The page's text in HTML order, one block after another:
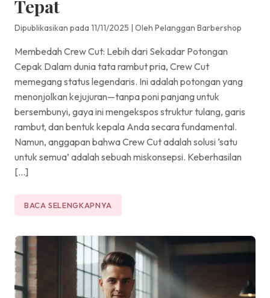
Tepat
Dipublikasikan pada 11/11/2025 | Oleh Pelanggan Barbershop
Membedah Crew Cut: Lebih dari Sekadar Potongan
Cepak Dalam dunia tata rambut pria, Crew Cut
memegang status legendaris. Ini adalah potongan yang
menonjolkan kejujuran—tanpa poni panjang untuk
bersembunyi, gaya ini mengekspos struktur tulang, garis
rambut, dan bentuk kepala Anda secara fundamental.
Namun, anggapan bahwa Crew Cut adalah solusi ‘satu
untuk semua’ adalah sebuah miskonsepsi. Keberhasilan
[…]
BACA SELENGKAPNYA